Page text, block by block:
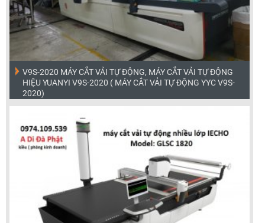
V9S-2020 MÁY CẮT VẢI TỰ ĐỘNG, MÁY CẮT VẢI TỰ ĐỘNG
HIỆU YUANYI V9S-2020 ( MÁY CẮT VẢI TỰ ĐỘNG YYC V9S-
2020)